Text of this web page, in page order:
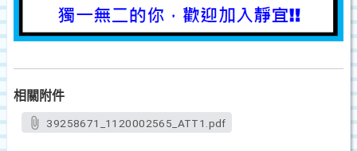
相關附件
39258671_1120002565_ATT1.pdf